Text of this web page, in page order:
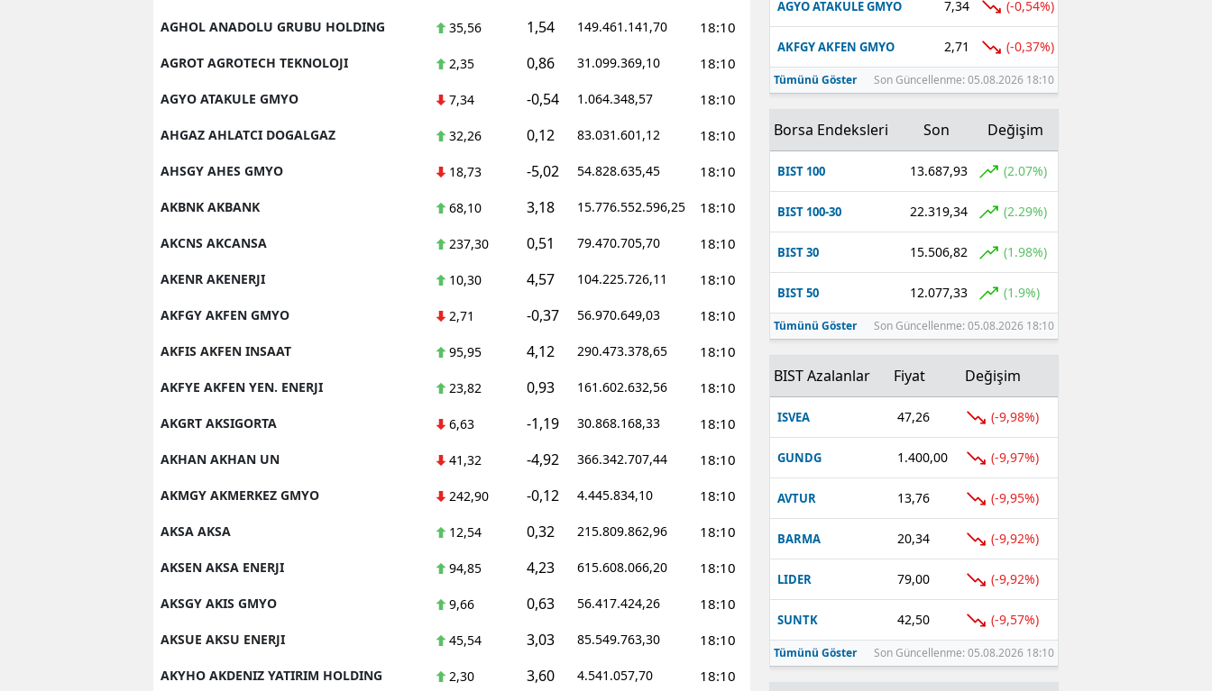
AGHOL ANADOLU GRUBU HOLDING 35,56 1,54 149.461.141,70 18:10
AGROT AGROTECH TEKNOLOJI 2,35 0,86 31.099.369,10 18:10
AGYO ATAKULE GMYO 7,34 -0,54 1.064.348,57 18:10
AHGAZ AHLATCI DOGALGAZ 32,26 0,12 83.031.601,12 18:10
AHSGY AHES GMYO 18,73 -5,02 54.828.635,45 18:10
AKBNK AKBANK 68,10 3,18 15.776.552.596,25 18:10
AKCNS AKCANSA 237,30 0,51 79.470.705,70 18:10
AKENR AKENERJI 10,30 4,57 104.225.726,11 18:10
AKFGY AKFEN GMYO 2,71 -0,37 56.970.649,03 18:10
AKFIS AKFEN INSAAT 95,95 4,12 290.473.378,65 18:10
AKFYE AKFEN YEN. ENERJI 23,82 0,93 161.602.632,56 18:10
AKGRT AKSIGORTA 6,63 -1,19 30.868.168,33 18:10
AKHAN AKHAN UN 41,32 -4,92 366.342.707,44 18:10
AKMGY AKMERKEZ GMYO 242,90 -0,12 4.445.834,10 18:10
AKSA AKSA 12,54 0,32 215.809.862,96 18:10
AKSEN AKSA ENERJI 94,85 4,23 615.608.066,20 18:10
AKSGY AKIS GMYO 9,66 0,63 56.417.424,26 18:10
AKSUE AKSU ENERJI 45,54 3,03 85.549.763,30 18:10
AKYHO AKDENIZ YATIRIM HOLDING 2,30 3,60 4.541.057,70 18:10
AGYO ATAKULE GMYO 7,34 (-0,54%)
AKFGY AKFEN GMYO 2,71 (-0,37%)
Tümünü Göster Son Güncellenme: 05.08.2026 18:10
Borsa Endeksleri Son Değişim
BIST 100 13.687,93 (2.07%)
BIST 100-30 22.319,34 (2.29%)
BIST 30 15.506,82 (1.98%)
BIST 50 12.077,33 (1.9%)
Tümünü Göster Son Güncellenme: 05.08.2026 18:10
BIST Azalanlar Fiyat Değişim
ISVEA 47,26 (-9,98%)
GUNDG 1.400,00 (-9,97%)
AVTUR 13,76 (-9,95%)
BARMA 20,34 (-9,92%)
LIDER 79,00 (-9,92%)
SUNTK 42,50 (-9,57%)
Tümünü Göster Son Güncellenme: 05.08.2026 18:10